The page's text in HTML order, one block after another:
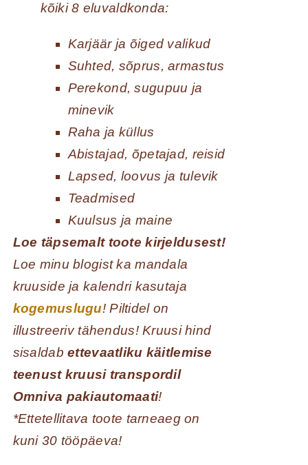
kõiki 8 eluvaldkonda:
Karjäär ja õiged valikud
Suhted, sõprus, armastus
Perekond, sugupuu ja
minevik
Raha ja küllus
Abistajad, õpetajad, reisid
Lapsed, loovus ja tulevik
Teadmised
Kuulsus ja maine
Loe täpsemalt toote kirjeldusest!
Loe minu blogist ka mandala
kruuside ja kalendri kasutaja
kogemuslugu! Piltidel on
illustreeriv tähendus! Kruusi hind
sisaldab ettevaatliku käitlemise
teenust kruusi transpordil
Omniva pakiautomaati!
*Ettetellitava toote tarneaeg on
kuni 30 tööpäeva!